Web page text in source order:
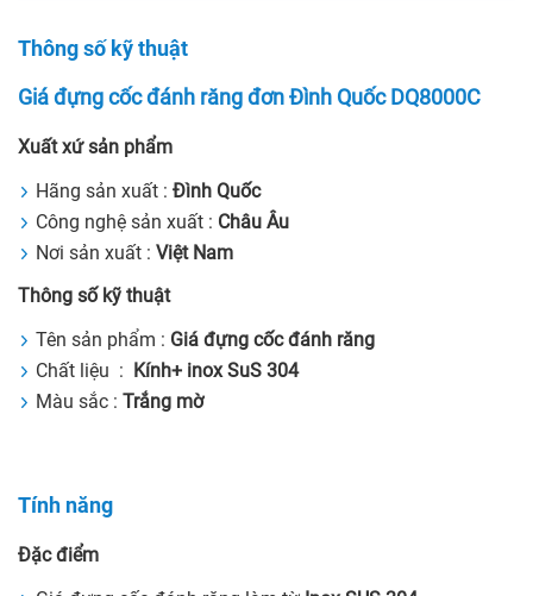
Thông số kỹ thuật
Giá đựng cốc đánh răng đơn Đình Quốc DQ8000C
Xuất xứ sản phẩm
Hãng sản xuất : Đình Quốc
Công nghệ sản xuất : Châu Âu
Nơi sản xuất : Việt Nam
Thông số kỹ thuật
Tên sản phẩm : Giá đựng cốc đánh răng
Chất liệu :
Kính+ inox SuS 304
Màu sắc : Trắng mờ
Tính năng
Đặc điểm